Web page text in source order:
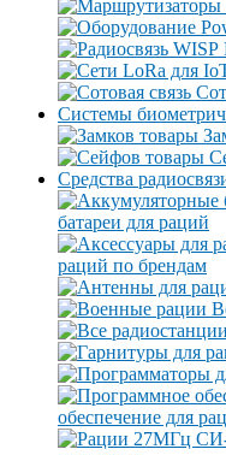
Системы
Средства
батареи для раций
раций по брендам
обеспечение для